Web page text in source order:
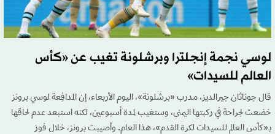
لوسي نجمة إنجلترا وبرشلونة تغيب عن «كأس
العالم للسيدات»
قال جوناثان جيرالديز، مدرب «برشلونة»، اليوم الأربعاء، إن المدافِعة لوسي برونز
خضعت لجراحة في ركبتها اليمنى، وستغيب لمدة أسبوعين، لكنه استبعد عدم لحاقها
بـ«كأس العالم للسيدات لكرة القدم»، هذا العام. وأصيبت برونز، خلال فوز